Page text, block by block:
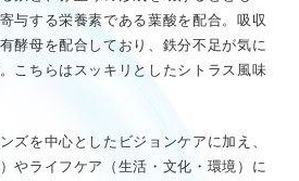
与する栄養素である葉酸を配合。吸収
酵母を配合しており、鉄分不足が気に
こちらはスッキリとしたシトラス風味
ズを中心としたビジョンケアに加え、
やライフケア（生活・文化・環境）に